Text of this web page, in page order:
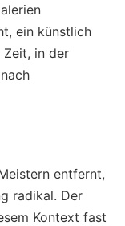
ein künstlich
Zeit, in der
entfernt,
radikal. Der
Kontext fast